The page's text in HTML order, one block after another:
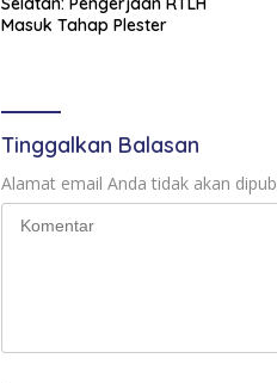
Masuk Tahap Plester
Tinggalkan Balasan
Alamat email Anda tidak akan